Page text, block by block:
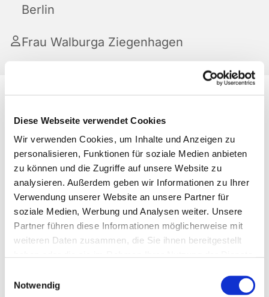
Diese Webseite verwendet Cookies
Wir verwenden Cookies, um Inhalte und Anzeigen zu
personalisieren, Funktionen für soziale Medien anbieten
zu können und die Zugriffe auf unsere Website zu
analysieren. Außerdem geben wir Informationen zu Ihrer
Verwendung unserer Website an unsere Partner für
soziale Medien, Werbung und Analysen weiter. Unsere
Partner führen diese Informationen möglicherweise mit
weiteren Daten zusammen, die Sie ihnen bereitgestellt
Notwendig
Berlin
Frau Walburga Ziegenhagen